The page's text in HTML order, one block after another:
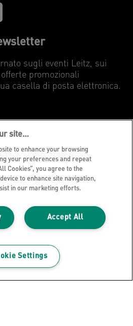
sugli eventi Leitz, sui
promozionali
casella di posta elettronica.
e il riciclo degli
site…
to enhance your browsing
your preferences and repeat
Cookies”, you agree to the
to enhance site navigation,
in our marketing efforts.
Accept All
Settings